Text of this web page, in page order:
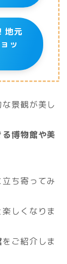
地元
ッ
景観が美し
博物館や美
ち寄ってみ
しくなりま
をご紹介しま